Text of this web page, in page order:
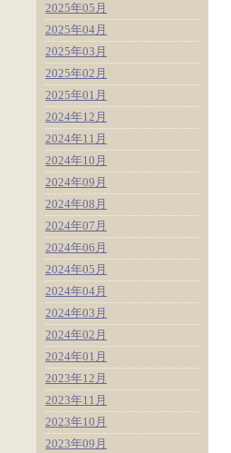
2025年05月
2025年04月
2025年03月
2025年02月
2025年01月
2024年12月
2024年11月
2024年10月
2024年09月
2024年08月
2024年07月
2024年06月
2024年05月
2024年04月
2024年03月
2024年02月
2024年01月
2023年12月
2023年11月
2023年10月
2023年09月